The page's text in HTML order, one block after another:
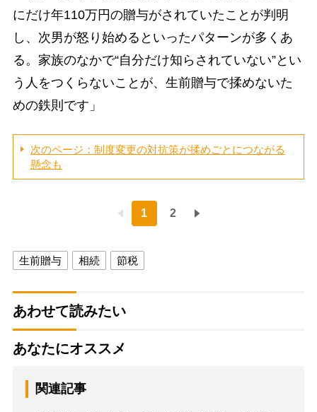
にだけ年110万円の贈与がされていたことが判明
し、次男が怒り始めるといったパターンが多くあ
る。家族のなかで“自分だけ知らされていない”とい
う人をつくらないことが、生前贈与で揉めないた
めの鉄則です」
次のページ：制度変更の対抗策が揉めごとにつながる
懸念も
1 2
生前贈与 相続 節税
あわせて読みたい
あなたにオススメ
関連記事